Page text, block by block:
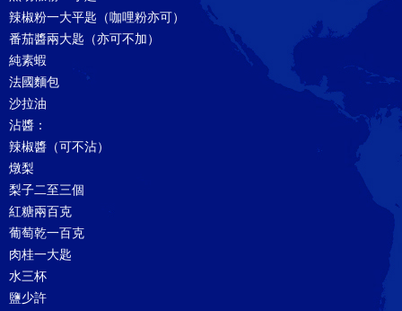
辣椒粉一大平匙（咖哩粉亦可）
番茄醬兩大匙（亦可不加）
純素蝦
法國麵包
沙拉油
沾醬：
辣椒醬（可不沾）
燉梨
梨子二至三個
紅糖兩百克
葡萄乾一百克
肉桂一大匙
水三杯
鹽少許